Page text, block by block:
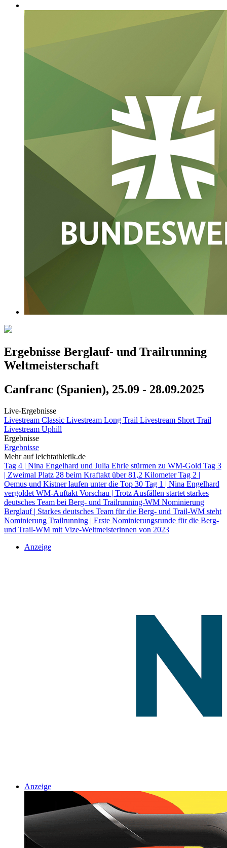
Ergebnisse Berglauf- und Trailrunning
Weltmeisterschaft
Canfranc (Spanien), 25.09 - 28.09.2025
Live-Ergebnisse
Livestream Classic Livestream Long Trail Livestream Short Trail
Livestream Uphill
Ergebnisse
Ergebnisse
Mehr auf leichtathletik.de
Tag 4 | Nina Engelhard und Julia Ehrle stürmen zu WM-Gold Tag 3
| Zweimal Platz 28 beim Kraftakt über 81,2 KilometerTag 2 |
Oemus und Kistner laufen unter die Top 30 Tag 1 | Nina Engelhard
vergoldet WM-Auftakt Vorschau | Trotz Ausfällen startet starkes
deutsches Team bei Berg- und Trailrunning-WM Nominierung
Berglauf | Starkes deutsches Team für die Berg- und Trail-WM steht
Nominierung Trailrunning | Erste Nominierungsrunde für die Berg-
und Trail-WM mit Vize-Weltmeisterinnen von 2023
Anzeige
Anzeige